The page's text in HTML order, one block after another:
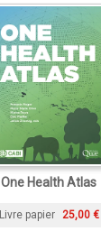
One Health Atlas
Livre papier 25,00 €